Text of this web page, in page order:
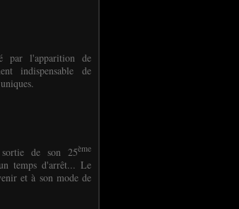
par l'apparition de
indispensable de
de son 25ème
temps d'arrêt... Le
et à son mode de